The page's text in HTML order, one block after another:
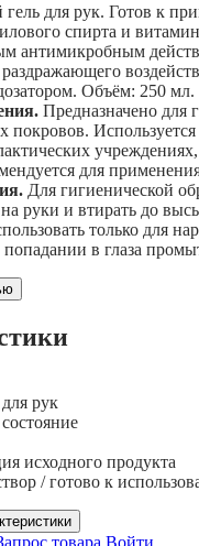
гель для рук. Готов к
спирта и
антимикробным
Объём: 250 мл.
Предназначено для
покровов. Используется
учреждениях,
для
Для гигиенической
на руки и втирать до
только для
в глаза
рук
исходного продукта
/ готово к